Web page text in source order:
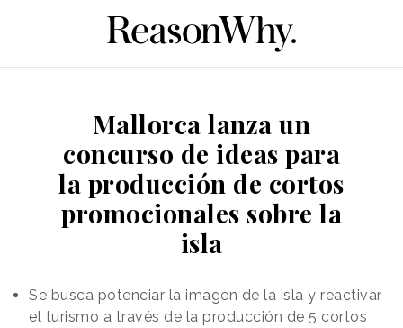
Mallorca lanza un
concurso de ideas para
la producción de cortos
promocionales sobre la
isla
Se busca potenciar la imagen de la isla y reactivar
el turismo a través de la producción de 5 cortos